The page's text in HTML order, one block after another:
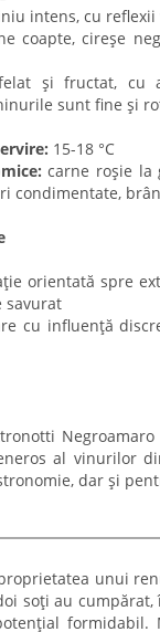
intens, cu reflexii
coapte, cireșe
și fructat, cu
sunt fine și
15-18 °C
carne roșie la
condimentate,
orientată spre
savurat
cu influență
al vinurilor
dar și
unui
soți au